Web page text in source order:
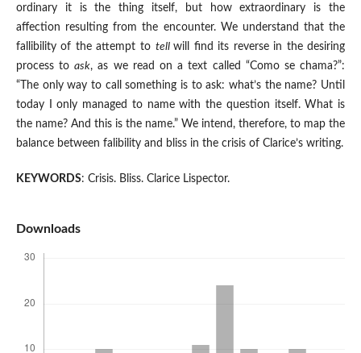
ordinary it is the thing itself, but how extraordinary is the
affection resulting from the encounter. We understand that the
fallibility of the attempt to tellwill find its reverse in the desiring
process toask, as we read on a text called “Como se chama?”:
“The only way to call something is to ask: what’s the name? Until
today I only managed to name with the question itself. What is
the name? And this is the name.” We intend, therefore, to map the
balance between falibility and bliss in the crisis of Clarice’s writing.
KEYWORDS: Crisis. Bliss. Clarice Lispector.
Downloads